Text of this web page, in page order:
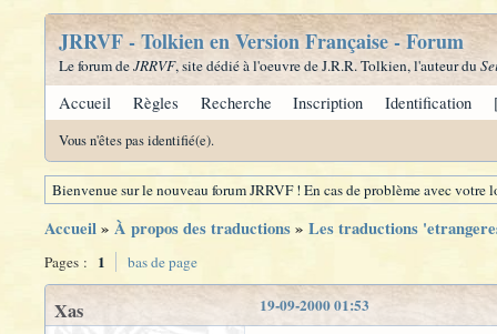
JRRVF - Tolkien en Version Française - Forum
Le forum deJRRVF, site dédié à l'oeuvre de J.R.R. Tolkien, l'auteur du
Accueil Règles Recherche Inscription Identification
Vous n'êtes pas identifié(e).
Bienvenue sur le nouveau forum JRRVF ! En cas de problème avec
Accueil» À propos des traductions» Les traductions
Pages : 1 bas de page
19-09-2000 01:53
Xas